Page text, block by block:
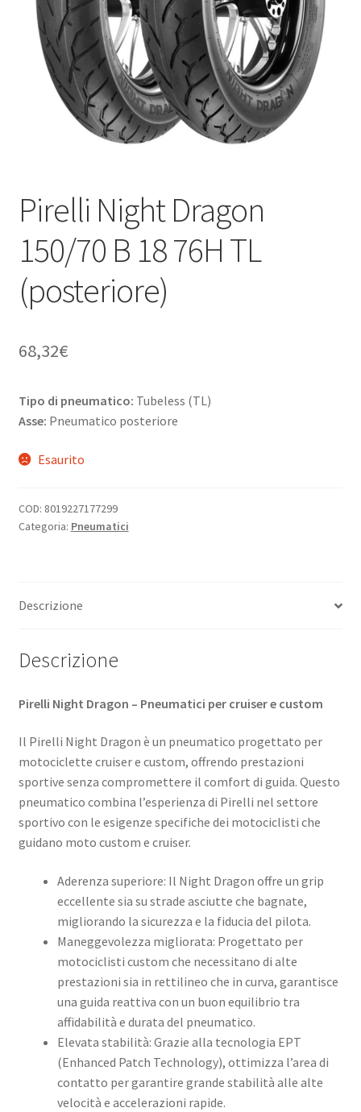
child
Pirelli Night Dragon
150/70 B 18 76H TL
(posteriore)
68,32€
Tipo di pneumatico: Tubeless (TL)
Asse: Pneumatico posteriore
Esaurito
COD: 8019227177299
Categoria: Pneumatici
Descrizione
Descrizione
Pirelli Night Dragon – Pneumatici per cruiser e custom
Il Pirelli Night Dragon è un pneumatico progettato per
motociclette cruiser e custom, offrendo prestazioni
sportive senza compromettere il comfort di guida. Questo
pneumatico combina l’esperienza di Pirelli nel settore
sportivo con le esigenze specifiche dei motociclisti che
guidano moto custom e cruiser.
Aderenza superiore: Il Night Dragon offre un grip
eccellente sia su strade asciutte che bagnate,
migliorando la sicurezza e la fiducia del pilota.
Maneggevolezza migliorata: Progettato per
motociclisti custom che necessitano di alte
prestazioni sia in rettilineo che in curva, garantisce
una guida reattiva con un buon equilibrio tra
affidabilità e durata del pneumatico.
Elevata stabilità: Grazie alla tecnologia EPT
(Enhanced Patch Technology), ottimizza l’area di
contatto per garantire grande stabilità alle alte
velocità e accelerazioni rapide.